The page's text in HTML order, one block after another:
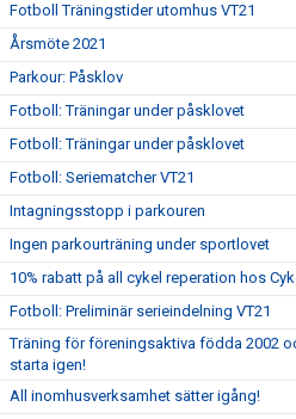
Fotboll Träningstider utomhus VT21
Årsmöte 2021
Parkour: Påsklov
Fotboll: Träningar under påsklovet
Fotboll: Träningar under påsklovet
Fotboll: Seriematcher VT21
Intagningsstopp i parkouren
Ingen parkourträning under sportlovet
10% rabatt på all cykel reperation hos
Fotboll: Preliminär serieindelning VT21
Träning för föreningsaktiva födda 2002
starta igen!
All inomhusverksamhet sätter igång!